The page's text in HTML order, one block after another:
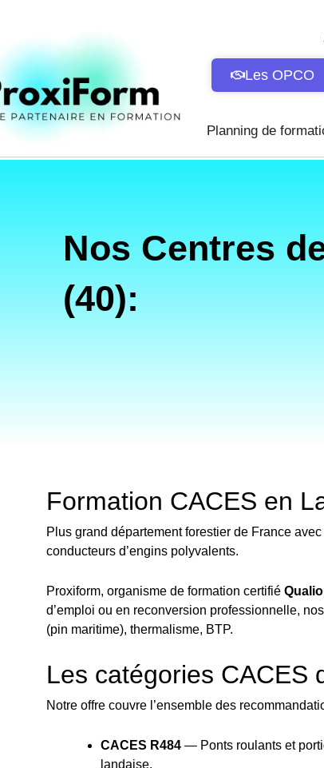
contenu
Les OPCO
Planning de
Nos Centres
(40):
Formation CACES en
Plus grand département forestier de France
conducteurs d’engins polyvalents.
Proxiform, organisme de formation certifié
d’emploi ou en reconversion professionnelle,
(pin maritime), thermalisme, BTP.
Les catégories CACES
Notre offre couvre l’ensemble des
CACES R484 — Ponts roulants et
landaise.